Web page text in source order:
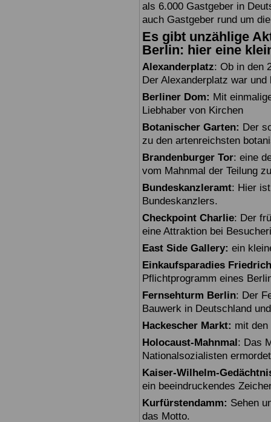
als 6.000 Gastgeber in
auch Gastgeber rund um
Es gibt unzählige
Berlin: hier eine
Alexanderplatz: Ob in den
Der Alexanderplatz war
Berliner Dom: Mit
Liebhaber von Kirchen
Botanischer Garten: Der
zu den artenreichsten
Brandenburger Tor: eine
vom Mahnmal der Teilung
Bundeskanzleramt: Hier
Bundeskanzlers.
Checkpoint Charlie: Der
eine Attraktion bei
East Side Gallery: ein
Einkaufsparadies
Pflichtprogramm eines
Fernsehturm Berlin: Der
Bauwerk in Deutschland
Hackescher Markt: mit
Holocaust-Mahnmal : Das
Nationalsozialisten
Kaiser-Wilhelm-
ein beeindruckendes
Kurfürstendamm: Sehen
das Motto.